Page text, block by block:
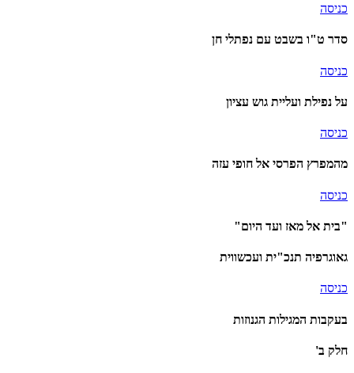
כניסה
סדר ט"ו בשבט עם נפתלי חן
כניסה
על נפילת ועליית גוש עציון
כניסה
מהמפרץ הפרסי אל חופי עזה
כניסה
"בית אל מאז ועד היום"
גאוגרפיה תנכ"ית ועכשווית
כניסה
בעקבות המגילות הגנוזות
חלק ב'